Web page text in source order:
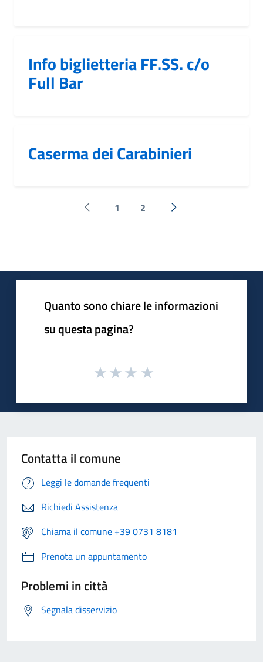
Info biglietteria FF.SS. c/o
Full Bar
Caserma dei Carabinieri
Pagina precedente
1 2 Successiva »
Quanto sono chiare le informazioni
su questa pagina?
Contatta il comune
Leggi le domande frequenti
Richiedi Assistenza
Chiama il comune +39 0731 8181
Prenota un appuntamento
Problemi in città
Segnala disservizio